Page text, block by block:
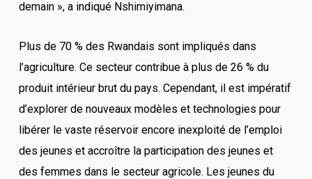
demain », a indiqué Nshimiyimana.
Plus de 70 % des Rwandais sont impliqués dans
l’agriculture. Ce secteur contribue à plus de 26 % du
produit intérieur brut du pays. Cependant, il est impératif
d’explorer de nouveaux modèles et technologies pour
libérer le vaste réservoir encore inexploité de l’emploi
des jeunes et accroître la participation des jeunes et
des femmes dans le secteur agricole. Les jeunes du